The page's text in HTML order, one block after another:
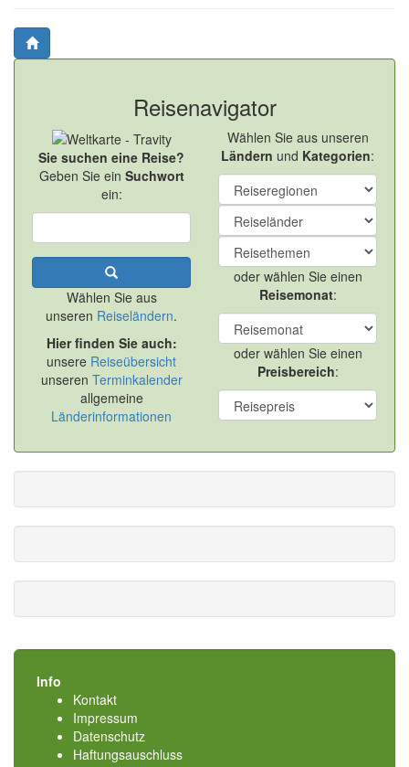
Reisenavigator
Sie suchen eine Reise?
Geben Sie ein Suchwort
ein:
Wählen Sie aus
unseren Reiseländern.
Hier finden Sie auch:
unsere Reiseübersicht
unseren Terminkalender
allgemeine
Länderinformationen
Wählen Sie aus unseren
Ländern und Kategorien:
oder wählen Sie einen
Reisemonat:
oder wählen Sie einen
Preisbereich:
Info
Kontakt
Impressum
Datenschutz
Haftungsauschluss